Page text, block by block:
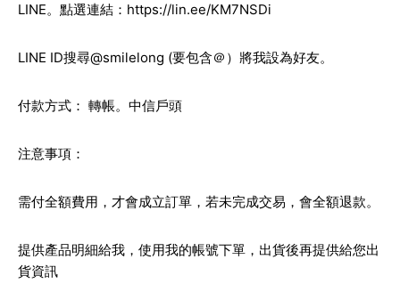
LINE。點選連結： https://lin.ee/KM7NSDi
LINE ID搜尋@smilelong (要包含＠）將我設為好友。
付款方式： 轉帳。中信戶頭
注意事項：
需付全額費用，才會成立訂單，若未完成交易，會全額退款。
提供產品明細給我，使用我的帳號下單，出貨後再提供給您出
貨資訊